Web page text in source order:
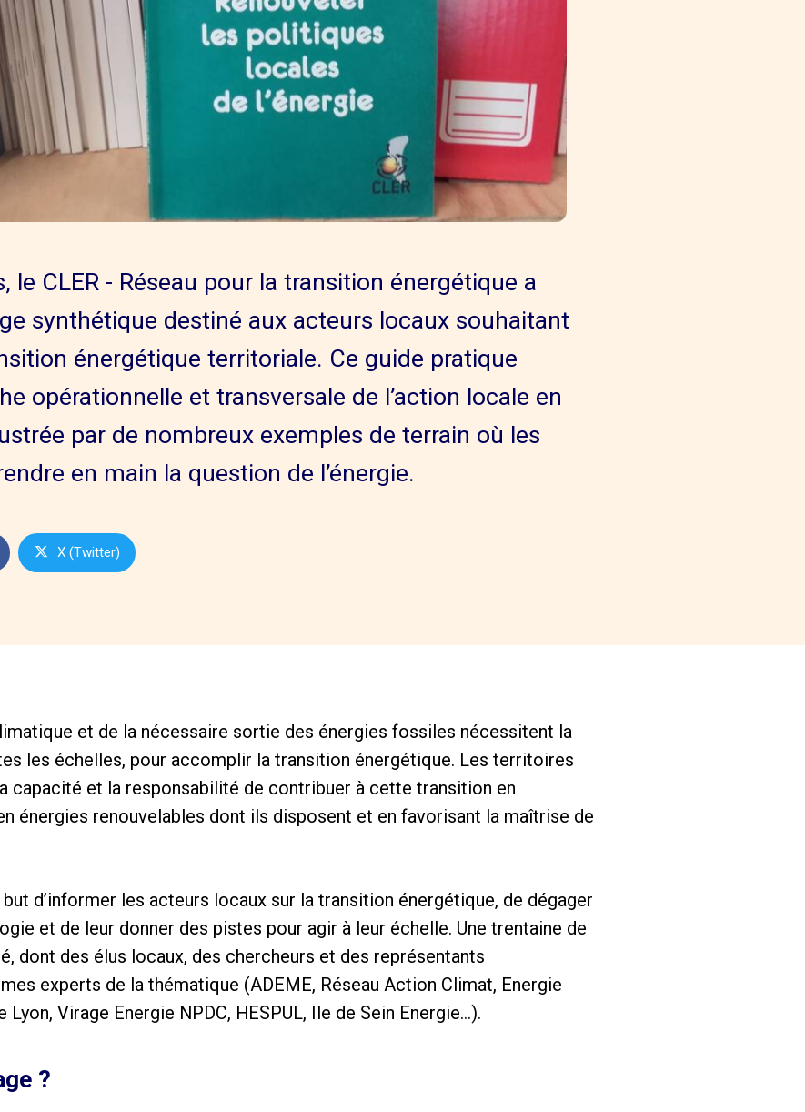
le CLER - Réseau pour la transition énergétique a
synthétique destiné aux acteurs locaux souhaitant
énergétique territoriale. Ce guide pratique
opérationnelle et transversale de l’action locale en
par de nombreux exemples de terrain où les
en main la question de l’énergie.
X (Twitter)
et de la nécessaire sortie des énergies fossiles nécessitent la
les échelles, pour accomplir la transition énergétique. Les territoires
capacité et la responsabilité de contribuer à cette transition en
énergies renouvelables dont ils disposent et en favorisant la maîtrise de
d’informer les acteurs locaux sur la transition énergétique, de dégager
et de leur donner des pistes pour agir à leur échelle. Une trentaine de
dont des élus locaux, des chercheurs et des représentants
experts de la thématique (ADEME, Réseau Action Climat, Energie
Lyon, Virage Energie NPDC, HESPUL, Ile de Sein Energie…).
?